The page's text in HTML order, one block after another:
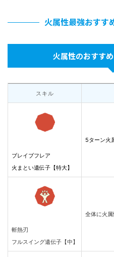
火属性最強おすす
火属性のおすす
スキル
ブレイブフレア
火まとい遺伝子【特大】
5ターン火
斬熱刃
フルスイング遺伝子【中】
全体に火